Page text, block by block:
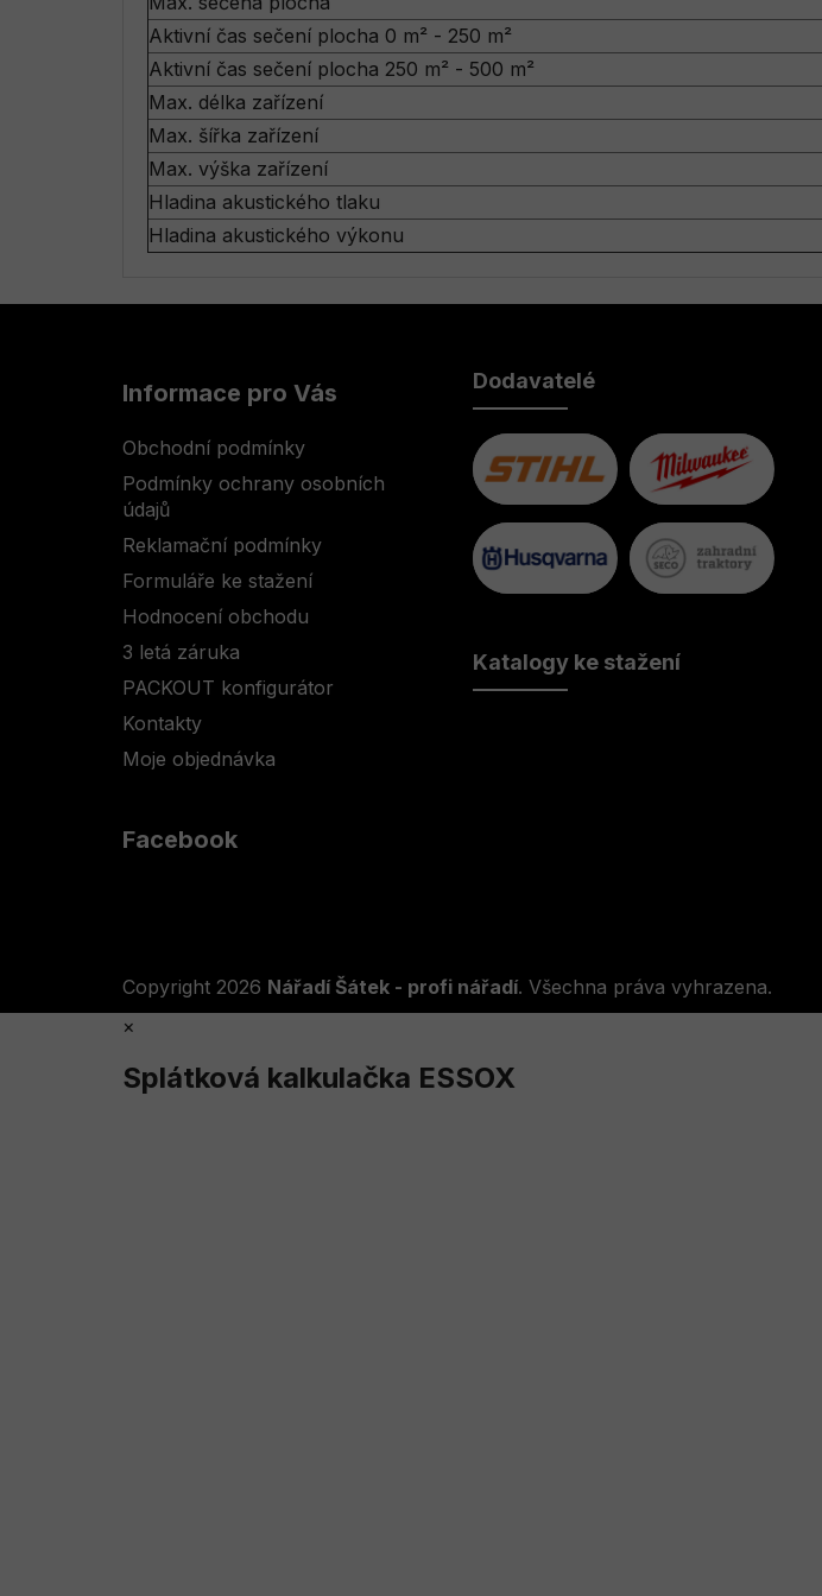
Aktivní čas sečení plocha 0 m² - 250 m²
Aktivní čas sečení plocha 250 m² - 500 m²
Max. délka zařízení
Max. šířka zařízení
Max. výška zařízení
Hladina akustického tlaku
Hladina akustického výkonu
Informace pro Vás
Obchodní podmínky
Podmínky ochrany osobních
údajů
Reklamační podmínky
Formuláře ke stažení
Hodnocení obchodu
3 letá záruka
PACKOUT konfigurátor
Kontakty
Moje objednávka
Dodavatelé
Katalogy ke stažení
Facebook
Copyright 2026 Nářadí Šátek - profi nářadí. Všechna práva vyhrazena.
×
Splátková kalkulačka ESSOX